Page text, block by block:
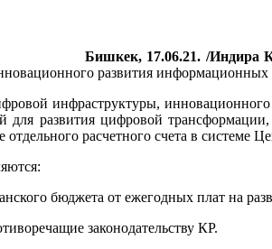
Бишкек, 17.06.21. /Индира
развития
инфраструктуры,
для развития цифровой
отдельного расчетного счета в
бюджета от ежегодных плат на
законодательству КР.